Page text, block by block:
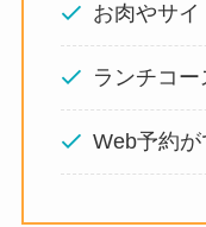
お肉やサ
ランチコ
Web予約が